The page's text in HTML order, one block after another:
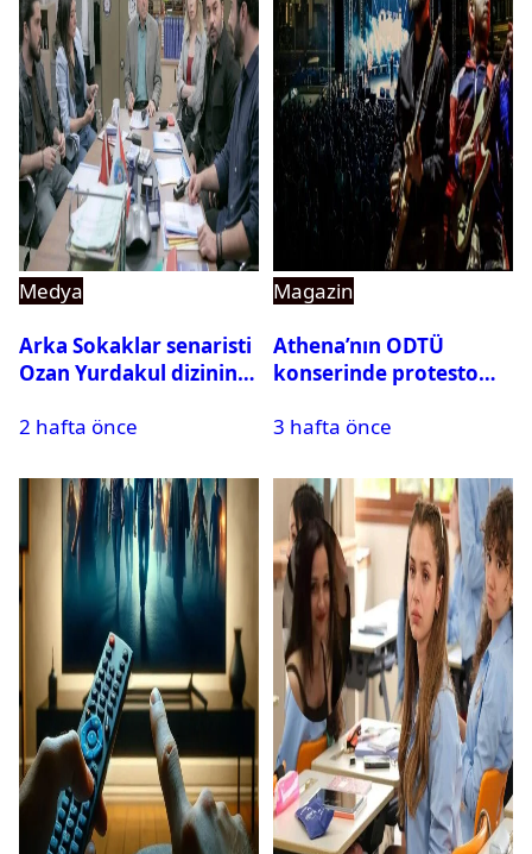
Medya
Arka Sokaklar senaristi
Ozan Yurdakul dizinin
2 hafta önce
Magazin
Athena’nın ODTÜ
konserinde protesto
3 hafta önce